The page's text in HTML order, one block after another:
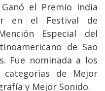
el Premio India
en el Festival de
Especial del
de Sao
Fue nominada a los
de Mejor
y Mejor Sonido.